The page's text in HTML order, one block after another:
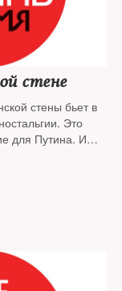
стене
стены бьет в
Это
для Путина. И
для Германии